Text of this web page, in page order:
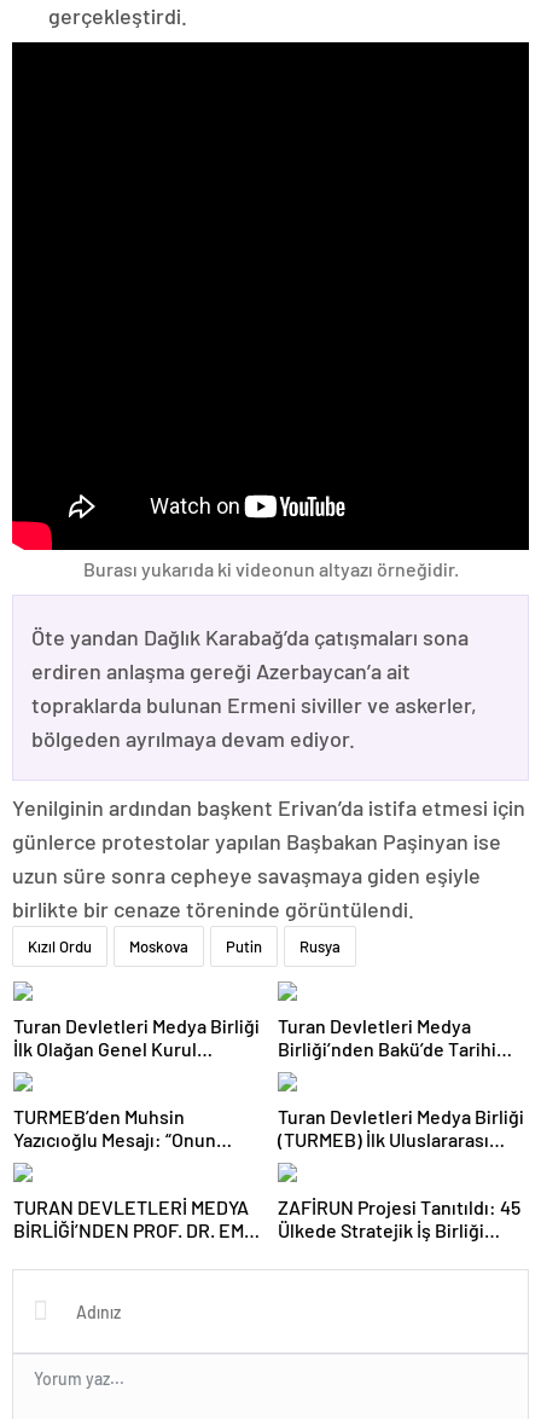
gerçekleştirdi.
Burası yukarıda ki videonun altyazı örneğidir.
Öte yandan Dağlık Karabağ’da çatışmaları sona
erdiren anlaşma gereği Azerbaycan’a ait
topraklarda bulunan Ermeni siviller ve askerler,
bölgeden ayrılmaya devam ediyor.
Yenilginin ardından başkent Erivan’da istifa etmesi için
günlerce protestolar yapılan Başbakan Paşinyan ise
uzun süre sonra cepheye savaşmaya giden eşiyle
birlikte bir cenaze töreninde görüntülendi.
Kızıl Ordu Moskova Putin Rusya
Turan Devletleri Medya Birliği
İlk Olağan Genel Kurul
Toplantısını Gerçekleştirdi
Turan Devletleri Medya
Birliği’nden Bakü’de Tarihi
Adım
TURMEB’den Muhsin
Yazıcıoğlu Mesajı: “Onun
Büyük Birlik İdeali Türk
Dünyasına Işık Tutuyor”
Turan Devletleri Medya Birliği
(TURMEB) İlk Uluslararası
Medya Buluşmasını Bakü’de
Gerçekleştiriyor
TURAN DEVLETLERİ MEDYA
BİRLİĞİ’NDEN PROF. DR. EMİN
ZAFİRUN Projesi Tanıtıldı: 45
Ülkede Stratejik İş Birliği